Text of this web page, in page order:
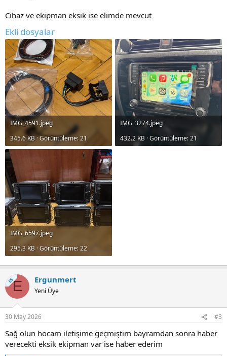
Cihaz ve ekipman eksik ise elimde mevcut
Ekli dosyalar
IMG_4591.jpeg
345.6 KB · Görüntüleme: 21
IMG_3274.jpeg
432.2 KB · Görüntüleme: 21
IMG_6597.jpeg
295.3 KB · Görüntüleme: 22
KSE Ergunmert
Yeni Üye
30 May 2026 #3
Sağ olun hocam iletişime geçmiştim bayramdan sonra haber
verecekti eksik ekipman var ise haber ederim